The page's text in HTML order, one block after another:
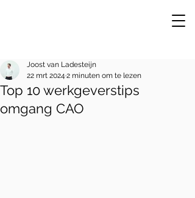
VE
Top 10 werkgeverstips
omgang CAO
Joost van Ladesteijn
22 mrt 2024 2 minuten om te lezen